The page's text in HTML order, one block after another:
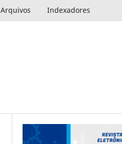
Arquivos Indexadores